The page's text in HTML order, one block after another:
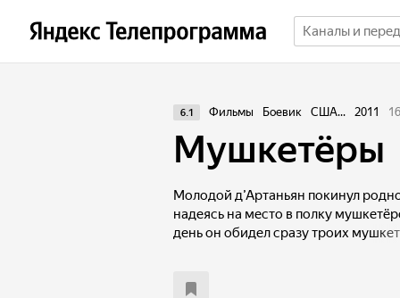
6.1 Фильмы Боевик США... 2011 16
Мушкетёры
Молодой д’Артаньян покинул
надеясь на место в полку
день он обидел сразу троих
хотели арестовать их за нарушение